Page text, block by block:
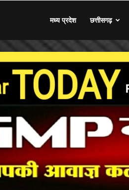
मध्य प्रदेश छत्तीसगढ़